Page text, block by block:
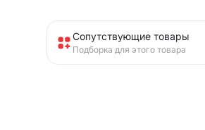
Сопутствующие товары
Подборка для этого товара